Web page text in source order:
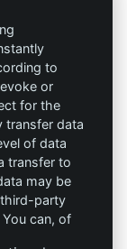
to
or
for the
transfer data
of data
transfer to
may be
party
can, of